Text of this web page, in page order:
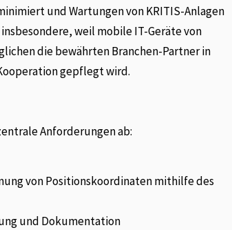
und Wartungen von KRITIS-Anlagen
weil mobile IT-Geräte von
die bewährten Branchen-Partner in
gepflegt wird.
Anforderungen ab:
von Positionskoordinaten mithilfe des
und Dokumentation